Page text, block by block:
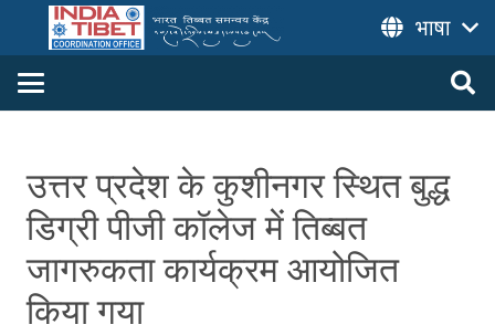
भाषा
उत्तर प्रदेश के कुशीनगर स्थित बुद्ध
डिग्री पीजी कॉलेज में तिब्बत
जागरुकता कार्यक्रम आयोजित
किया गया